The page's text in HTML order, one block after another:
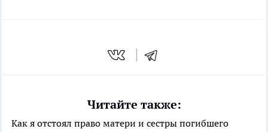
Читайте также:
Как я отстоял право матери и сестры погибшего